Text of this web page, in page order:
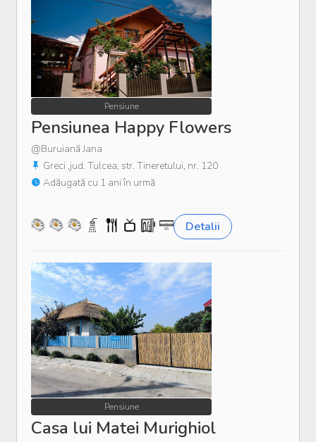
Pensiune
Pensiunea Happy Flowers
@Buruiană Jana
Greci ,jud. Tulcea, str. Tineretului, nr. 120
Adăugată cu 1 ani în urmă
Detalii
Pensiune
Casa lui Matei Murighiol